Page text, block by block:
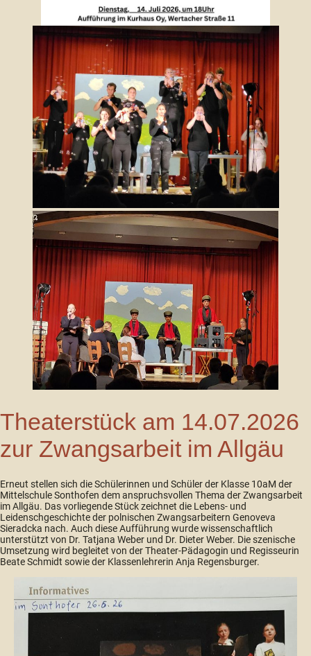
Theaterstück am 14.07.2026
zur Zwangsarbeit im Allgäu
Erneut stellen sich die Schülerinnen und Schüler der Klasse 10aM der
Mittelschule Sonthofen dem anspruchsvollen Thema der Zwangsarbeit
im Allgäu. Das vorliegende Stück zeichnet die Lebens- und
Leidenschgeschichte der polnischen Zwangsarbeitern Genoveva
Sieradcka nach. Auch diese Aufführung wurde wissenschaftlich
unterstützt von Dr. Tatjana Weber und Dr. Dieter Weber. Die szenische
Umsetzung wird begleitet von der Theater-Pädagogin und Regisseurin
Beate Schmidt sowie der Klassenlehrerin Anja Regensburger.